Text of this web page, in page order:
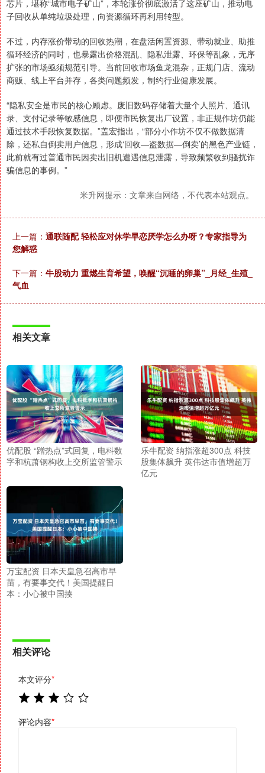
芯片，堪称“城市电子矿山”，本轮涨价彻底激活了这座矿山，推动电
子回收从单纯垃圾处理，向资源循环再利用转型。
不过，内存涨价带动的回收热潮，在盘活闲置资源、带动就业、助推
循环经济的同时，也暴露出价格混乱、隐私泄露、环保等乱象，无序
扩张的市场亟须规范引导。当前回收市场鱼龙混杂，正规门店、流动
商贩、线上平台并存，各类问题频发，制约行业健康发展。
“隐私安全是市民的核心顾虑。废旧数码存储着大量个人照片、通讯
录、支付记录等敏感信息，即便市民恢复出厂设置，非正规作坊仍能
通过技术手段恢复数据。”盖宏指出，“部分小作坊不仅不做数据清
除，还私自倒卖用户信息，形成‘回收—盗数据—倒卖’的黑色产业链，
此前就有过普通市民因卖出旧机遭遇信息泄露，导致频繁收到骚扰诈
骗信息的事例。”
米升网提示：文章来自网络，不代表本站观点。
上一篇： 通联随配 轻松应对休学早恋厌学怎么办呀？专家指导为
您解惑
下一篇： 牛股动力 重燃生育希望，唤醒“沉睡的卵巢”_月经_生殖_
气血
相关文章
优配股 “蹭热点”式回复，电科数
字和杭萧钢构收上交所监管警示
乐牛配资 纳指涨超300点 科技
股集体飙升 英伟达市值增超万
亿元
万宝配资 日本天皇急召高市早
苗，有要事交代！美国提醒日
本：小心被中国揍
相关评论
本文评分*
评论内容*